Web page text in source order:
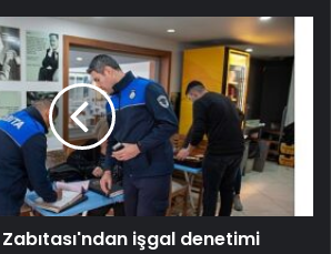
işgal denetimi